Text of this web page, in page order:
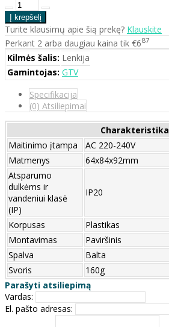
Turite klausimų apie šią prekę? Klauskite
Perkant 2 arba daugiau kaina tik €687
Kilmės šalis: Lenkija
Gamintojas: GTV
Specifikacija
(0) Atsiliepimai
Charakteristika
Maitinimo įtampa
AC 220-240V
Matmenys
64x84x92mm
Atsparumo
dulkėms ir
vandeniui klasė
(IP)
IP20
Korpusas
Plastikas
Montavimas
Paviršinis
Spalva
Balta
Svoris
160g
Parašyti atsiliepimą
Vardas:
El. pašto adresas: